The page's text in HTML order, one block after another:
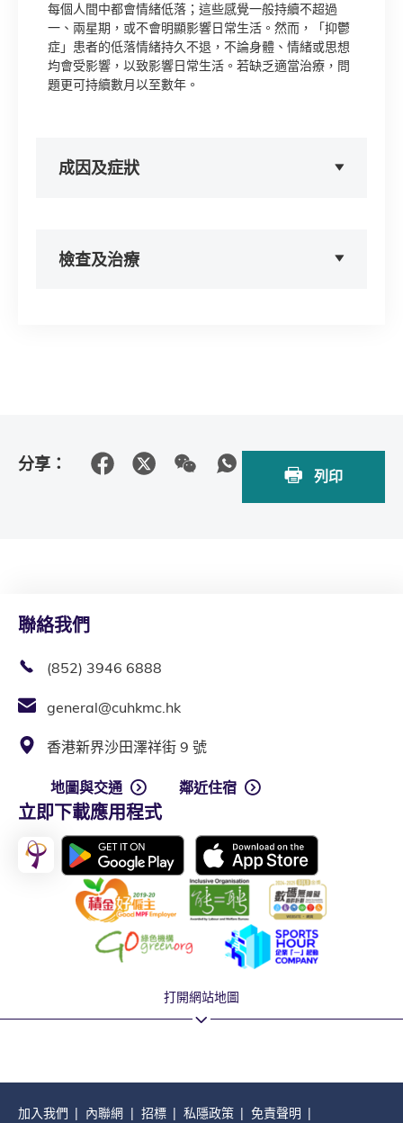
每個人間中都會情緒低落；這些感覺一般持續不超過
一、兩星期，或不會明顯影響日常生活。然而，「抑鬱
症」患者的低落情緒持久不退，不論身體、情緒或思想
均會受影響，以致影響日常生活。若缺乏適當治療，問
題更可持續數月以至數年。
成因及症狀
檢查及治療
分享：
列印
聯絡我們
(852) 3946 6888
general@cuhkmc.hk
香港新界沙田澤祥街 9 號
地圖與交通 鄰近住宿
立即下載應用程式
打開網站地圖
加入我們 內聯網 招標 私隱政策 免責聲明